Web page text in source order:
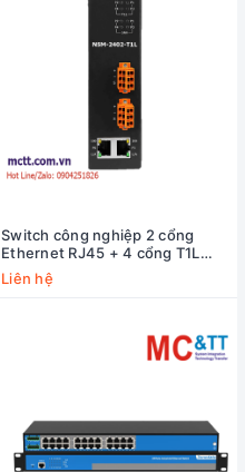
Switch công nghiệp 2 cổng
Ethernet RJ45 + 4 cổng T1L
Ethernet ICP DAS NSM-2402-
T1L CR
Liên hệ